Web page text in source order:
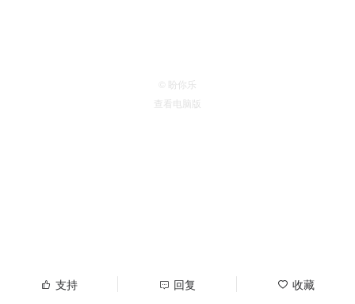
支持 回复 收藏
© 盼你乐
查看电脑版